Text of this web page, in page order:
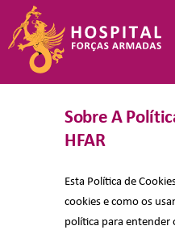
content
Hospital
Sobre A
HFAR
Esta Política de
cookies e como os
política para entender